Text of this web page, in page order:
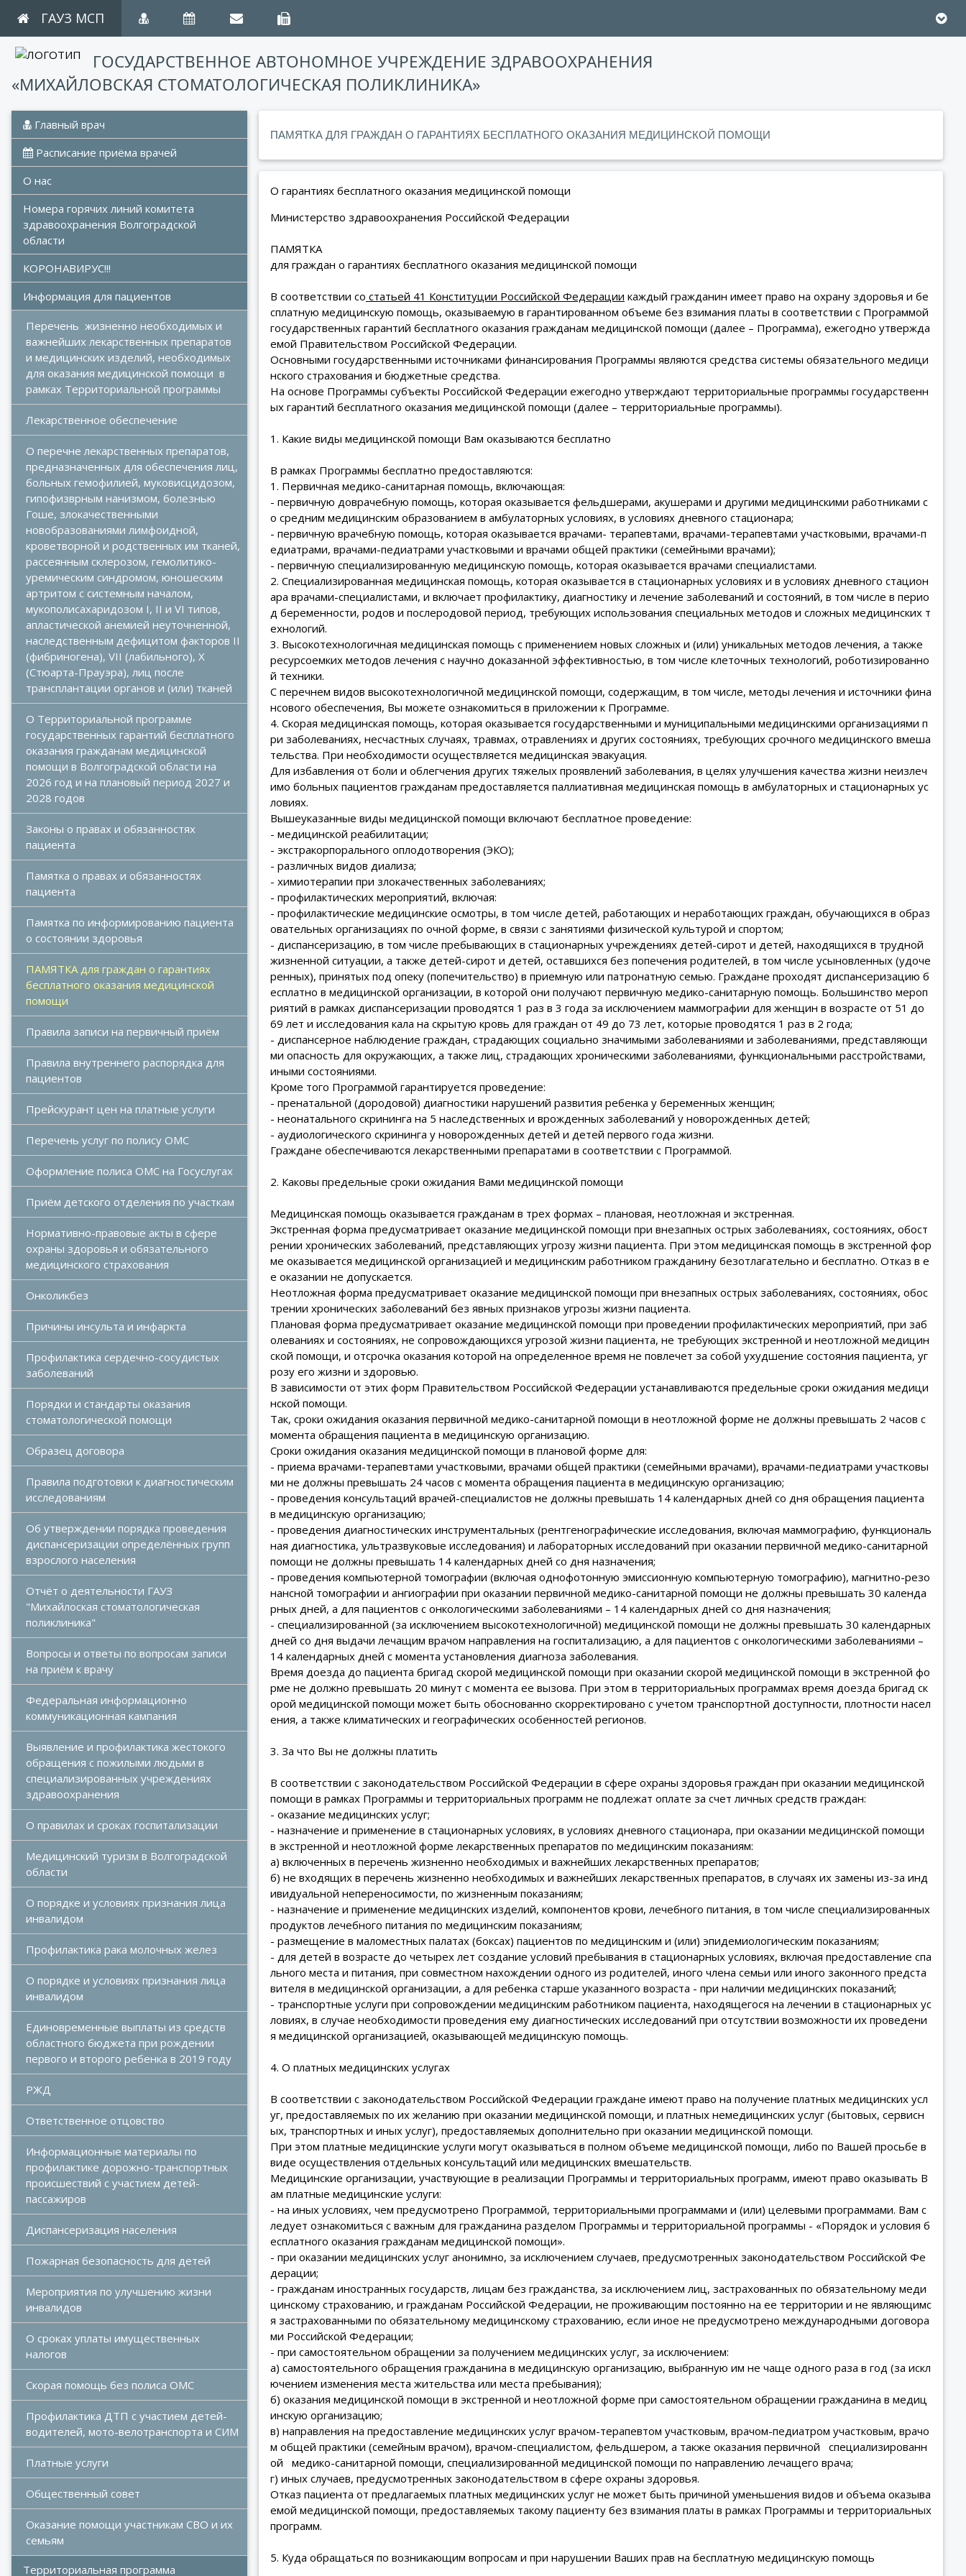
ГАУЗ МСП
ГОСУДАРСТВЕННОЕ АВТОНОМНОЕ УЧРЕЖДЕНИЕ ЗДРАВООХРАНЕНИЯ
«МИХАЙЛОВСКАЯ СТОМАТОЛОГИЧЕСКАЯ ПОЛИКЛИНИКА»
Главный врач
Расписание приёма врачей
О нас
Номера горячих линий комитета
здравоохранения Волгоградской
области
КОРОНАВИРУС!!!
Информация для пациентов
Перечень  жизненно необходимых и
важнейших лекарственных препаратов
и медицинских изделий, необходимых
для оказания медицинской помощи  в
рамках Территориальной программы
Лекарственное обеспечение
О перечне лекарственных препаратов,
предназначенных для обеспечения лиц,
больных гемофилией, муковисцидозом,
гипофизврным нанизмом, болезнью
Гоше, злокачественными
новобразованиями лимфоидной,
кроветворной и родственных им тканей,
рассеянным склерозом, гемолитико-
уремическим синдромом, юношеским
артритом с системным началом,
мукополисахаридозом I, II и VI типов,
апластической анемией неуточненной,
наследственным дефицитом факторов II
(фибриногена), VII (лабильного), X
(Стюарта-Прауэра), лиц после
трансплантации органов и (или) тканей
О Территориальной программе
государственных гарантий бесплатного
оказания гражданам медицинской
помощи в Волгоградской области на
2026 год и на плановый период 2027 и
2028 годов
Законы о правах и обязанностях
пациента
Памятка о правах и обязанностях
пациента
Памятка по информированию пациента
о состоянии здоровья
ПАМЯТКА для граждан о гарантиях
бесплатного оказания медицинской
помощи
Правила записи на первичный приём
Правила внутреннего распорядка для
пациентов
Прейскурант цен на платные услуги
Перечень услуг по полису ОМС
Оформление полиса ОМС на Госуслугах
Приём детского отделения по участкам
Нормативно-правовые акты в сфере
охраны здоровья и обязательного
медицинского страхования
Онколикбез
Причины инсульта и инфаркта
Профилактика сердечно-сосудистых
заболеваний
Порядки и стандарты оказания
стоматологической помощи
Образец договора
Правила подготовки к диагностическим
исследованиям
Об утверждении порядка проведения
диспансеризации определённых групп
взрослого населения
Отчёт о деятельности ГАУЗ
"Михайлоская стоматологическая
поликлиника"
Вопросы и ответы по вопросам записи
на приём к врачу
Федеральная информационно
коммуникационная кампания
Выявление и профилактика жестокого
обращения с пожилыми людьми в
специализированных учреждениях
здравоохранения
О правилах и сроках госпитализации
Медицинский туризм в Волгоградской
области
О порядке и условиях признания лица
инвалидом
Профилактика рака молочных желез
О порядке и условиях признания лица
инвалидом
Единовременные выплаты из средств
областного бюджета при рождении
первого и второго ребенка в 2019 году
РЖД
Ответственное отцовство
Информационные материалы по
профилактике дорожно-транспортных
происшествий с участием детей-
пассажиров
Диспансеризация населения
Пожарная безопасность для детей
Мероприятия по улучшению жизни
инвалидов
О сроках уплаты имущественных
налогов
Скорая помощь без полиса ОМС
Профилактика ДТП с участием детей-
водителей, мото-велотранспорта и СИМ
Платные услуги
Общественный совет
Оказание помощи участникам СВО и их
семьям
Территориальная программа
ПАМЯТКА ДЛЯ ГРАЖДАН О ГАРАНТИЯХ БЕСПЛАТНОГО ОКАЗАНИЯ МЕДИЦИНСКОЙ ПОМОЩИ
О гарантиях бесплатного оказания медицинской помощи
Министерство здравоохранения Российской Федерации
ПАМЯТКА
для граждан о гарантиях бесплатного оказания медицинской помощи
В соответствии со статьей 41 Конституции Российской Федерации каждый гражданин имеет право на охрану здоровья и бе
сплатную медицинскую помощь, оказываемую в гарантированном объеме без взимания платы в соответствии с Программой
государственных гарантий бесплатного оказания гражданам медицинской помощи (далее – Программа), ежегодно утвержда
емой Правительством Российской Федерации.
Основными государственными источниками финансирования Программы являются средства системы обязательного медици
нского страхования и бюджетные средства.
На основе Программы субъекты Российской Федерации ежегодно утверждают территориальные программы государственн
ых гарантий бесплатного оказания медицинской помощи (далее – территориальные программы).
1. Какие виды медицинской помощи Вам оказываются бесплатно
В рамках Программы бесплатно предоставляются:
1. Первичная медико-санитарная помощь, включающая:
- первичную доврачебную помощь, которая оказывается фельдшерами, акушерами и другими медицинскими работниками с
о средним медицинским образованием в амбулаторных условиях, в условиях дневного стационара;
- первичную врачебную помощь, которая оказывается врачами- терапевтами, врачами-терапевтами участковыми, врачами-п
едиатрами, врачами-педиатрами участковыми и врачами общей практики (семейными врачами);
- первичную специализированную медицинскую помощь, которая оказывается врачами специалистами.
2. Специализированная медицинская помощь, которая оказывается в стационарных условиях и в условиях дневного стацион
ара врачами-специалистами, и включает профилактику, диагностику и лечение заболеваний и состояний, в том числе в перио
д беременности, родов и послеродовой период, требующих использования специальных методов и сложных медицинских т
ехнологий.
3. Высокотехнологичная медицинская помощь с применением новых сложных и (или) уникальных методов лечения, а также
ресурсоемких методов лечения с научно доказанной эффективностью, в том числе клеточных технологий, роботизированно
й техники.
С перечнем видов высокотехнологичной медицинской помощи, содержащим, в том числе, методы лечения и источники фина
нсового обеспечения, Вы можете ознакомиться в приложении к Программе.
4. Скорая медицинская помощь, которая оказывается государственными и муниципальными медицинскими организациями п
ри заболеваниях, несчастных случаях, травмах, отравлениях и других состояниях, требующих срочного медицинского вмеша
тельства. При необходимости осуществляется медицинская эвакуация.
Для избавления от боли и облегчения других тяжелых проявлений заболевания, в целях улучшения качества жизни неизлеч
имо больных пациентов гражданам предоставляется паллиативная медицинская помощь в амбулаторных и стационарных ус
ловиях.
Вышеуказанные виды медицинской помощи включают бесплатное проведение:
- медицинской реабилитации;
- экстракорпорального оплодотворения (ЭКО);
- различных видов диализа;
- химиотерапии при злокачественных заболеваниях;
- профилактических мероприятий, включая:
- профилактические медицинские осмотры, в том числе детей, работающих и неработающих граждан, обучающихся в образ
овательных организациях по очной форме, в связи с занятиями физической культурой и спортом;
- диспансеризацию, в том числе пребывающих в стационарных учреждениях детей-сирот и детей, находящихся в трудной
жизненной ситуации, а также детей-сирот и детей, оставшихся без попечения родителей, в том числе усыновленных (удоче
ренных), принятых под опеку (попечительство) в приемную или патронатную семью. Граждане проходят диспансеризацию б
есплатно в медицинской организации, в которой они получают первичную медико-санитарную помощь. Большинство мероп
риятий в рамках диспансеризации проводятся 1 раз в 3 года за исключением маммографии для женщин в возрасте от 51 до
69 лет и исследования кала на скрытую кровь для граждан от 49 до 73 лет, которые проводятся 1 раз в 2 года;
- диспансерное наблюдение граждан, страдающих социально значимыми заболеваниями и заболеваниями, представляющи
ми опасность для окружающих, а также лиц, страдающих хроническими заболеваниями, функциональными расстройствами,
иными состояниями.
Кроме того Программой гарантируется проведение:
- пренатальной (дородовой) диагностики нарушений развития ребенка у беременных женщин;
- неонатального скрининга на 5 наследственных и врожденных заболеваний у новорожденных детей;
- аудиологического скрининга у новорожденных детей и детей первого года жизни.
Граждане обеспечиваются лекарственными препаратами в соответствии с Программой.
2. Каковы предельные сроки ожидания Вами медицинской помощи
Медицинская помощь оказывается гражданам в трех формах – плановая, неотложная и экстренная.
Экстренная форма предусматривает оказание медицинской помощи при внезапных острых заболеваниях, состояниях, обост
рении хронических заболеваний, представляющих угрозу жизни пациента. При этом медицинская помощь в экстренной фор
ме оказывается медицинской организацией и медицинским работником гражданину безотлагательно и бесплатно. Отказ в е
е оказании не допускается.
Неотложная форма предусматривает оказание медицинской помощи при внезапных острых заболеваниях, состояниях, обос
трении хронических заболеваний без явных признаков угрозы жизни пациента.
Плановая форма предусматривает оказание медицинской помощи при проведении профилактических мероприятий, при заб
олеваниях и состояниях, не сопровождающихся угрозой жизни пациента, не требующих экстренной и неотложной медицин
ской помощи, и отсрочка оказания которой на определенное время не повлечет за собой ухудшение состояния пациента, уг
розу его жизни и здоровью.
В зависимости от этих форм Правительством Российской Федерации устанавливаются предельные сроки ожидания медици
нской помощи.
Так, сроки ожидания оказания первичной медико-санитарной помощи в неотложной форме не должны превышать 2 часов с
момента обращения пациента в медицинскую организацию.
Сроки ожидания оказания медицинской помощи в плановой форме для:
- приема врачами-терапевтами участковыми, врачами общей практики (семейными врачами), врачами-педиатрами участковы
ми не должны превышать 24 часов с момента обращения пациента в медицинскую организацию;
- проведения консультаций врачей-специалистов не должны превышать 14 календарных дней со дня обращения пациента
в медицинскую организацию;
- проведения диагностических инструментальных (рентгенографические исследования, включая маммографию, функциональ
ная диагностика, ультразвуковые исследования) и лабораторных исследований при оказании первичной медико-санитарной
помощи не должны превышать 14 календарных дней со дня назначения;
- проведения компьютерной томографии (включая однофотонную эмиссионную компьютерную томографию), магнитно-резо
нансной томографии и ангиографии при оказании первичной медико-санитарной помощи не должны превышать 30 календа
рных дней, а для пациентов с онкологическими заболеваниями – 14 календарных дней со дня назначения;
- специализированной (за исключением высокотехнологичной) медицинской помощи не должны превышать 30 календарных
дней со дня выдачи лечащим врачом направления на госпитализацию, а для пациентов с онкологическими заболеваниями –
14 календарных дней с момента установления диагноза заболевания.
Время доезда до пациента бригад скорой медицинской помощи при оказании скорой медицинской помощи в экстренной фо
рме не должно превышать 20 минут с момента ее вызова. При этом в территориальных программах время доезда бригад ск
орой медицинской помощи может быть обоснованно скорректировано с учетом транспортной доступности, плотности насел
ения, а также климатических и географических особенностей регионов.
3. За что Вы не должны платить
В соответствии с законодательством Российской Федерации в сфере охраны здоровья граждан при оказании медицинской
помощи в рамках Программы и территориальных программ не подлежат оплате за счет личных средств граждан:
- оказание медицинских услуг;
- назначение и применение в стационарных условиях, в условиях дневного стационара, при оказании медицинской помощи
в экстренной и неотложной форме лекарственных препаратов по медицинским показаниям:
а) включенных в перечень жизненно необходимых и важнейших лекарственных препаратов;
б) не входящих в перечень жизненно необходимых и важнейших лекарственных препаратов, в случаях их замены из-за инд
ивидуальной непереносимости, по жизненным показаниям;
- назначение и применение медицинских изделий, компонентов крови, лечебного питания, в том числе специализированных
продуктов лечебного питания по медицинским показаниям;
- размещение в маломестных палатах (боксах) пациентов по медицинским и (или) эпидемиологическим показаниям;
- для детей в возрасте до четырех лет создание условий пребывания в стационарных условиях, включая предоставление спа
льного места и питания, при совместном нахождении одного из родителей, иного члена семьи или иного законного предста
вителя в медицинской организации, а для ребенка старше указанного возраста - при наличии медицинских показаний;
- транспортные услуги при сопровождении медицинским работником пациента, находящегося на лечении в стационарных ус
ловиях, в случае необходимости проведения ему диагностических исследований при отсутствии возможности их проведени
я медицинской организацией, оказывающей медицинскую помощь.
4. О платных медицинских услугах
В соответствии с законодательством Российской Федерации граждане имеют право на получение платных медицинских усл
уг, предоставляемых по их желанию при оказании медицинской помощи, и платных немедицинских услуг (бытовых, сервисн
ых, транспортных и иных услуг), предоставляемых дополнительно при оказании медицинской помощи.
При этом платные медицинские услуги могут оказываться в полном объеме медицинской помощи, либо по Вашей просьбе в
виде осуществления отдельных консультаций или медицинских вмешательств.
Медицинские организации, участвующие в реализации Программы и территориальных программ, имеют право оказывать В
ам платные медицинские услуги:
- на иных условиях, чем предусмотрено Программой, территориальными программами и (или) целевыми программами. Вам с
ледует ознакомиться с важным для гражданина разделом Программы и территориальной программы - «Порядок и условия б
есплатного оказания гражданам медицинской помощи».
- при оказании медицинских услуг анонимно, за исключением случаев, предусмотренных законодательством Российской Фе
дерации;
- гражданам иностранных государств, лицам без гражданства, за исключением лиц, застрахованных по обязательному меди
цинскому страхованию, и гражданам Российской Федерации, не проживающим постоянно на ее территории и не являющимс
я застрахованными по обязательному медицинскому страхованию, если иное не предусмотрено международными договора
ми Российской Федерации;
- при самостоятельном обращении за получением медицинских услуг, за исключением:
а) самостоятельного обращения гражданина в медицинскую организацию, выбранную им не чаще одного раза в год (за искл
ючением изменения места жительства или места пребывания);
б) оказания медицинской помощи в экстренной и неотложной форме при самостоятельном обращении гражданина в медиц
инскую организацию;
в) направления на предоставление медицинских услуг врачом-терапевтом участковым, врачом-педиатром участковым, врачо
м общей практики (семейным врачом), врачом-специалистом, фельдшером, а также оказания первичной специализированн
ой медико-санитарной помощи, специализированной медицинской помощи по направлению лечащего врача;
г) иных случаев, предусмотренных законодательством в сфере охраны здоровья.
Отказ пациента от предлагаемых платных медицинских услуг не может быть причиной уменьшения видов и объема оказыва
емой медицинской помощи, предоставляемых такому пациенту без взимания платы в рамках Программы и территориальных
программ.
5. Куда обращаться по возникающим вопросам и при нарушении Ваших прав на бесплатную медицинскую помощь